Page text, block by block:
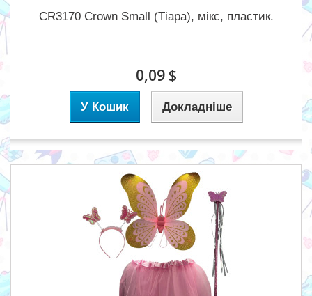
CR3170 Crown Small (Тіара), мікс, пластик.
0,09 $
У Кошик Докладніше